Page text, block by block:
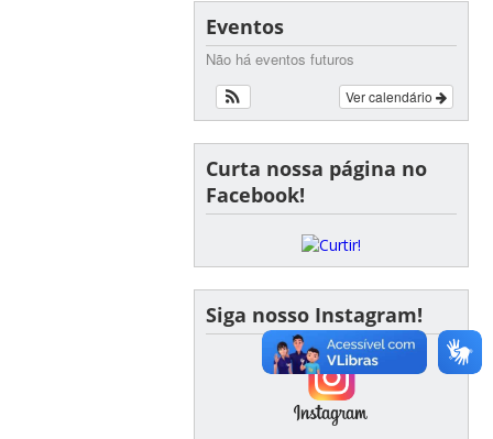
Eventos
Não há eventos futuros
Ver calendário
Curta nossa página no
Facebook!
Siga nosso Instagram!